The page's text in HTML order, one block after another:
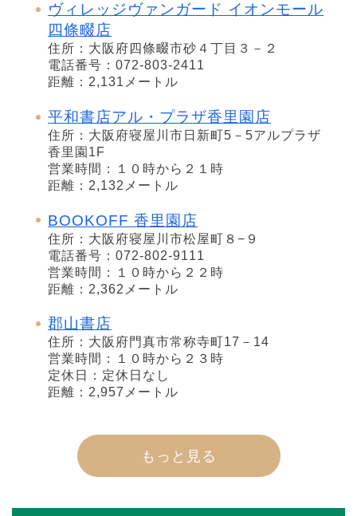
ヴィレッジヴァンガード イオンモール
四條畷店
住所：大阪府四條畷市砂４丁目３－２
電話番号：072-803-2411
距離：2,131メートル
平和書店アル・プラザ香里園店
住所：大阪府寝屋川市日新町5－5アルプラザ
香里園1F
営業時間：１０時から２１時
距離：2,132メートル
BOOKOFF 香里園店
住所：大阪府寝屋川市松屋町８−９
電話番号：072-802-9111
営業時間：１０時から２２時
距離：2,362メートル
郡山書店
住所：大阪府門真市常称寺町17－14
営業時間：１０時から２３時
定休日：定休日なし
距離：2,957メートル
もっと見る